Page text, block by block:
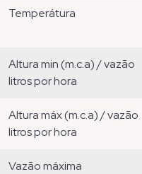
temperátura
altura min (m.c.a) / vazão
litros por hora
altura máx (m.c.a) / vazão
litros por hora
vazão máxima